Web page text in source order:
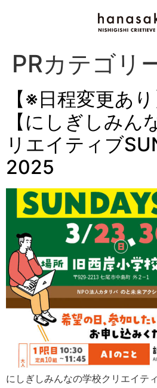
PRカテゴリ
【※日程変更あ
【にしぎしみん
リエイティブ
2025
にしぎしみんなの学校クリエイテ